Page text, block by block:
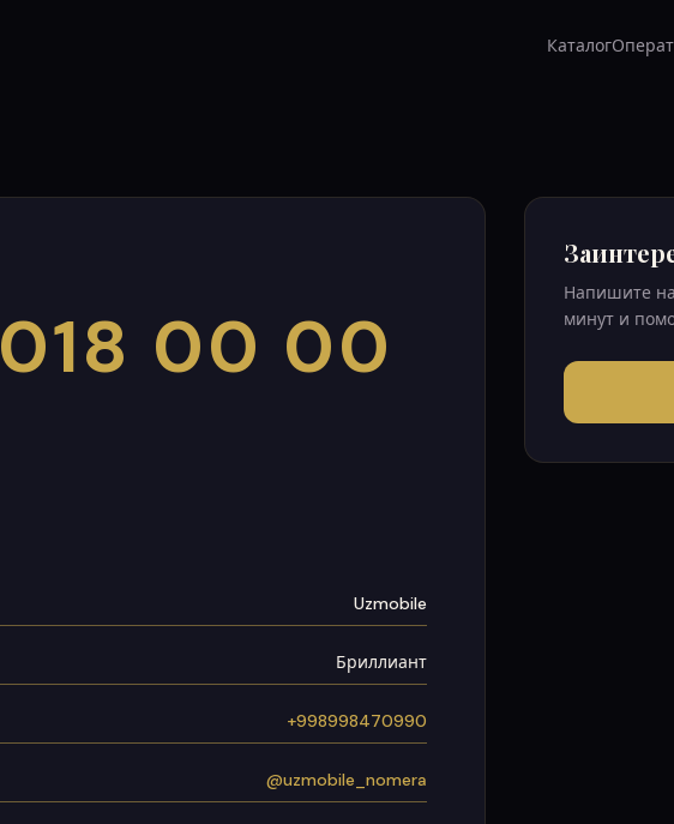
Каталог
018 00 00
Uzmobile
Бриллиант
+998998470990
@uzmobile_nomera
Напишите
минут и